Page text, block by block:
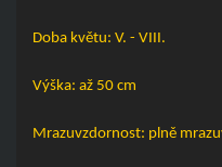
Doba květu: V. - VIII.
Výška: až 50 cm
Mrazuvzdornost: plně